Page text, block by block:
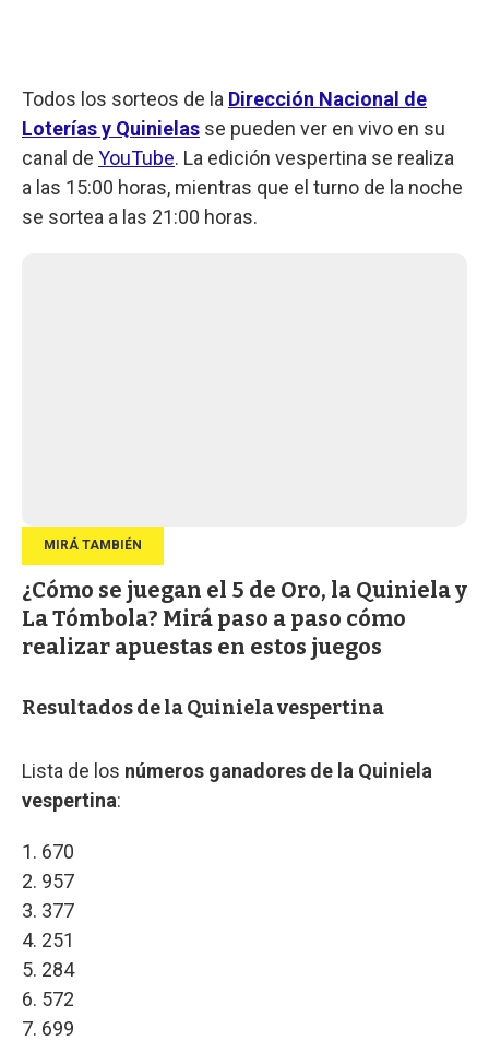
Todos los sorteos de la Dirección Nacional de
Loterías y Quinielas se pueden ver en vivo en su
canal de YouTube. La edición vespertina se realiza
a las 15:00 horas, mientras que el turno de la noche
se sortea a las 21:00 horas.
¿Cómo se juegan el 5 de Oro, la Quiniela y
La Tómbola? Mirá paso a paso cómo
realizar apuestas en estos juegos
Resultados de la Quiniela vespertina
Lista de los números ganadores de la Quiniela
vespertina:
1. 670
2. 957
3. 377
4. 251
5. 284
6. 572
7. 699